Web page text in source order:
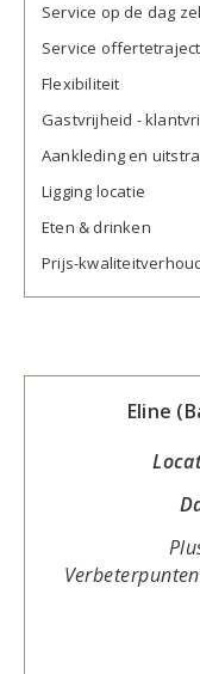
Service op de dag
Service offertetraject
Flexibiliteit
Gastvrijheid -
Aankleding en
Ligging locatie
Eten & drinken
Prijs-
Eline